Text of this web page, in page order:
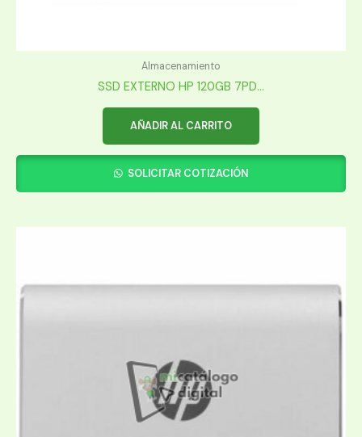
Almacenamiento
SSD EXTERNO HP 120GB 7PD...
AÑADIR AL CARRITO
SOLICITAR COTIZACIÓN